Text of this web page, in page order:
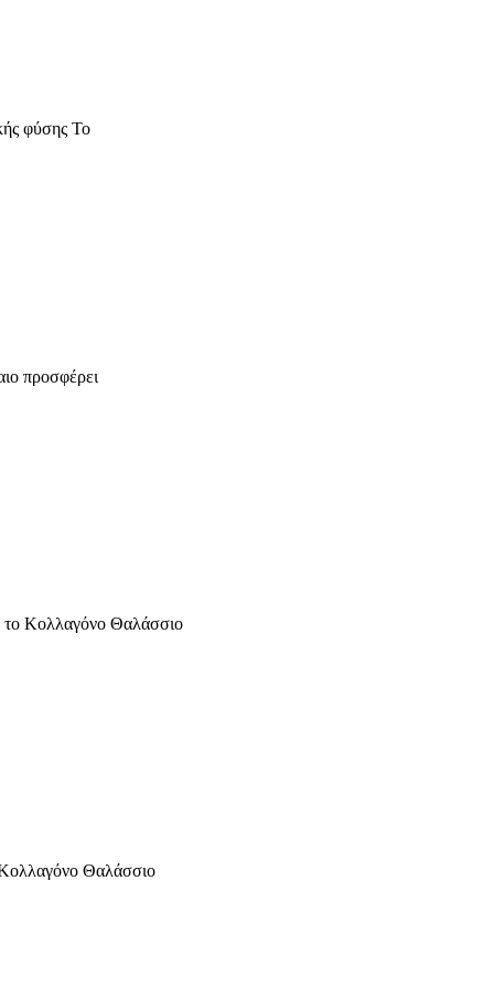
φύσης Το
προσφέρει
το Κολλαγόνο Θαλάσσιο
Θαλάσσιο